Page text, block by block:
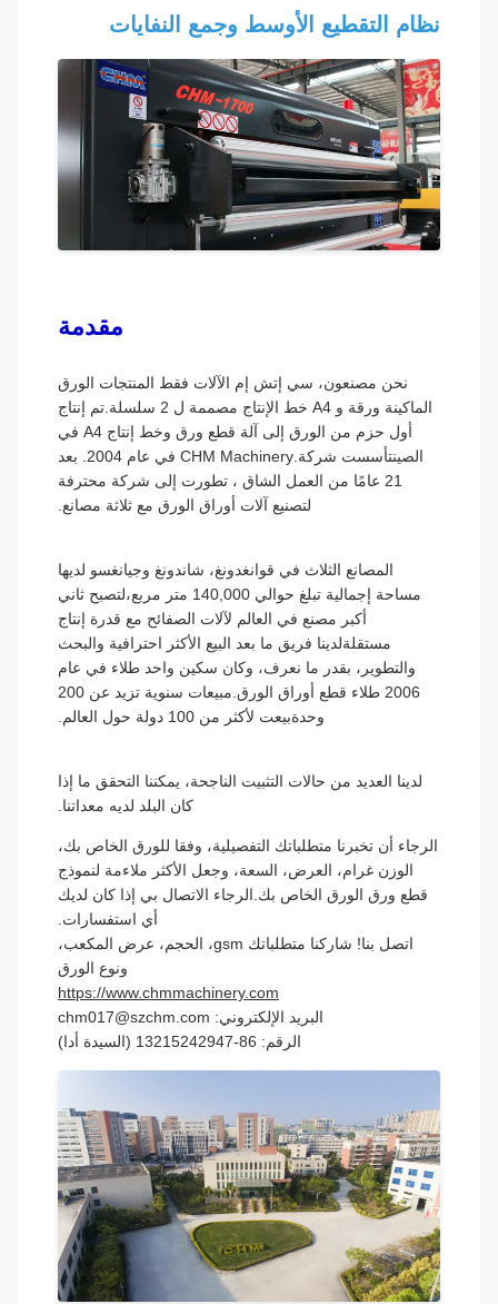
نظام التقطيع الأوسط وجمع النفايات
مقدمة
نحن مصنعون، سي إتش إم الآلات فقط المنتجات الورق
الماكينة ورقة و A4 خط الإنتاج مصممة ل 2 سلسلة.تم إنتاج
أول حزم من الورق إلى آلة قطع ورق وخط إنتاج A4 في
الصينتأسست شركة.CHM Machinery في عام 2004. بعد
21 عامًا من العمل الشاق ، تطورت إلى شركة محترفة
لتصنيع آلات أوراق الورق مع ثلاثة مصانع.
المصانع الثلاث في قوانغدونغ، شاندونغ وجيانغسو لديها
مساحة إجمالية تبلغ حوالي 140,000 متر مربع،لتصبح ثاني
أكبر مصنع في العالم لآلات الصفائح مع قدرة إنتاج
مستقلةلدينا فريق ما بعد البيع الأكثر احترافية والبحث
والتطوير، بقدر ما نعرف، وكان سكين واحد طلاء في عام
2006 طلاء قطع أوراق الورق.مبيعات سنوية تزيد عن 200
وحدةبيعت لأكثر من 100 دولة حول العالم.
لدينا العديد من حالات التثبيت الناجحة، يمكننا التحقق ما إذا
كان البلد لديه معداتنا.
الرجاء أن تخبرنا متطلباتك التفصيلية، وفقا للورق الخاص بك،
الوزن غرام، العرض، السعة، وجعل الأكثر ملاءمة لنموذج
قطع ورق الورق الخاص بك.الرجاء الاتصال بي إذا كان لديك
أي استفسارات.
اتصل بنا! شاركنا متطلباتك gsm، الحجم، عرض المكعب،
ونوع الورق
https://www.chmmachinery.com
البريد الإلكتروني: chm017@szchm.com
الرقم: 86-13215242947 (السيدة أدا)